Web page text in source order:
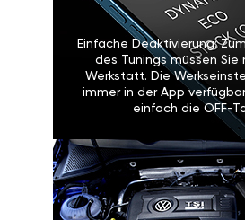
Einfache Deaktivierung:
des Tunings müssen Sie
Werkstatt. Die
immer in der App
einfach die OFF-